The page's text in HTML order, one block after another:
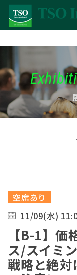
空席あり
11/09(水)
【B-1】
ス/スイミ
戦略と絶対